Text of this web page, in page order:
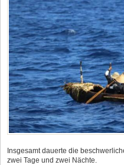
Insgesamt dauerte die
zwei Tage und zwei Nächte.